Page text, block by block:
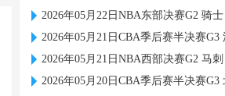
2026年05月22日NBA东部决赛G2 骑
2026年05月21日CBA季后赛半决赛G3 深
2026年05月21日NBA西部决赛G2 马
2026年05月20日CBA季后赛半决赛G3 北